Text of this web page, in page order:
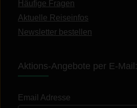
Häufige Fragen
Aktuelle Reiseinfos
Newsletter bestellen
Aktions-Angebote per E-Mail:
Email Adresse